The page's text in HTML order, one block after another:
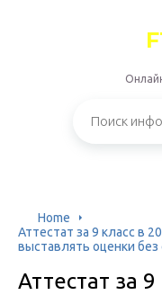
Home
Аттестат за 9 класс в
выставлять оценки без
Аттестат за